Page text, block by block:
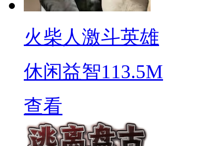
火柴人激斗英雄
休闲益智113.5M
查看